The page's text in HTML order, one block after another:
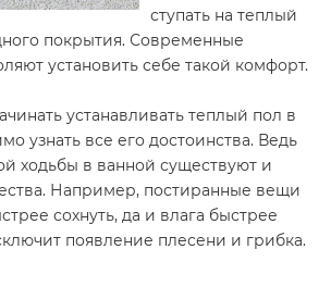
ступать на теплый
покрытия. Современные
установить себе такой комфорт.
устанавливать теплый пол в
узнать все его достоинства. Ведь
ходьбы в ванной существуют и
Например, постиранные вещи
сохнуть, да и влага быстрее
появление плесени и грибка.